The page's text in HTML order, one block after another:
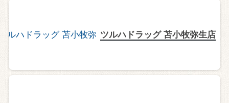
ツルハドラッグ 苫小牧弥生店